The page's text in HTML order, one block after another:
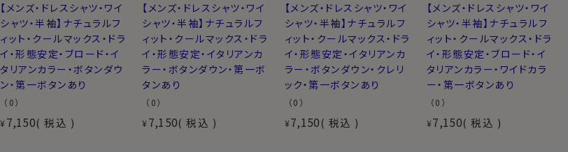
【メンズ・ドレスシャツ・ワイ
シャツ・半袖】ナチュラルフ
ィット・クールマックス・ドラ
イ・形態安定・ブロード・イ
タリアンカラー・ボタンダウ
ン・第一ボタンあり
（0）
¥ 7,150 税込
【メンズ・ドレスシャツ・ワイ
シャツ・半袖】ナチュラルフ
ィット・クールマックス・ドラ
イ・形態安定・イタリアンカ
ラー・ボタンダウン・第一ボ
タンあり
（0）
¥ 7,150 税込
【メンズ・ドレスシャツ・ワイ
シャツ・半袖】ナチュラルフ
ィット・クールマックス・ドラ
イ・形態安定・イタリアンカ
ラー・ボタンダウン・クレリ
ック・第一ボタンあり
（0）
¥7,150 税込
【メンズ・ドレスシャツ・ワイ
シャツ・半袖】ナチュラルフ
ィット・クールマックス・ドラ
イ・形態安定・ブロード・イ
タリアンカラー・ワイドカラ
ー・第一ボタンあり
（0）
¥7,150 税込